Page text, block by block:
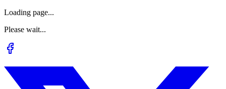
Loading page...
Please wait...